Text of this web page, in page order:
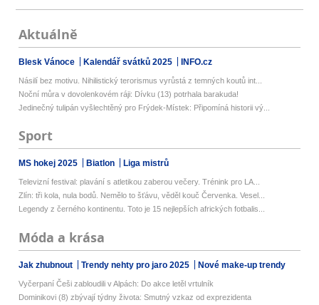
Aktuálně
Blesk Vánoce Kalendář svátků 2025 INFO.cz
Násilí bez motivu. Nihilistický terorismus vyrůstá z temných koutů int...
Noční můra v dovolenkovém ráji: Dívku (13) potrhala barakuda!
Jedinečný tulipán vyšlechtěný pro Frýdek-Místek: Připomíná historii vý...
Sport
MS hokej 2025 Biatlon Liga mistrů
Televizní festival: plavání s atletikou zaberou večery. Trénink pro LA...
Zlín: tři kola, nula bodů. Nemělo to šťávu, věděl kouč Červenka. Vesel...
Legendy z černého kontinentu. Toto je 15 nejlepších afrických fotbalis...
Móda a krása
Jak zhubnout Trendy nehty pro jaro 2025 Nové make-up trendy
Vyčerpaní Češi zabloudili v Alpách: Do akce letěl vrtulník
Dominikovi (8) zbývají týdny života: Smutný vzkaz od exprezidenta